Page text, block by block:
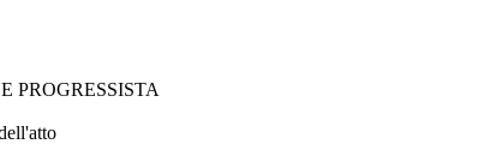
PROGRESSISTA